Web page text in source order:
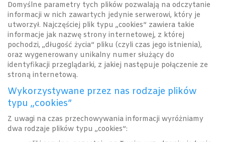
Domyślne parametry tych plików pozwalają na odczytanie
informacji w nich zawartych jedynie serwerowi, który je
utworzył. Najczęściej plik typu „cookies” zawiera takie
informacje jak nazwę strony internetowej, z której
pochodzi, „długość życia” pliku (czyli czas jego istnienia),
oraz wygenerowany unikalny numer służący do
identyfikacji przeglądarki, z jakiej następuje połączenie ze
stroną internetową.
Wykorzystywane przez nas rodzaje plików
typu „cookies”
Z uwagi na czas przechowywania informacji wyróżniamy
dwa rodzaje plików typu „cookies”: